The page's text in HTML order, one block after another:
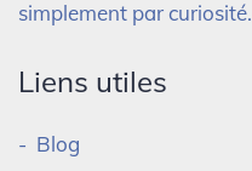
simplement par curiosité.
Liens utiles
Blog